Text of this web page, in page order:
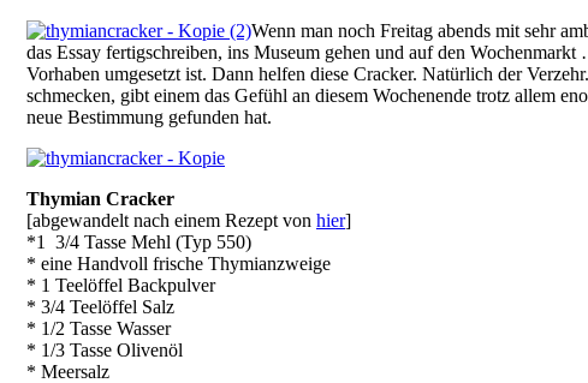
Wenn man noch Freitag abends mit sehr
das Essay fertigschreiben, ins Museum gehen und auf den
Vorhaben umgesetzt ist. Dann helfen diese Cracker. Natürlich der
schmecken, gibt einem das Gefühl an diesem Wochenende trotz allem
neue Bestimmung gefunden hat.
Thymian Cracker
[abgewandelt nach einem Rezept von hier]
*1 3/4 Tasse Mehl (Typ 550)
* eine Handvoll frische Thymianzweige
* 1 Teelöffel Backpulver
* 3/4 Teelöffel Salz
* 1/2 Tasse Wasser
* 1/3 Tasse Olivenöl
* Meersalz